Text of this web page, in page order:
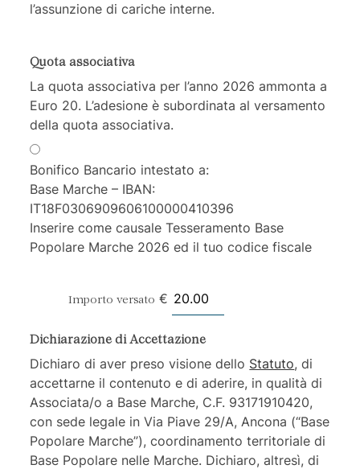
l’assunzione di cariche interne.
Quota associativa
La quota associativa per l’anno 2026 ammonta a
Euro 20. L’adesione è subordinata al versamento
della quota associativa.
Bonifico Bancario intestato a:
Base Marche – IBAN:
IT18F0306909606100000410396
Inserire come causale Tesseramento Base
Popolare Marche 2026 ed il tuo codice fiscale
Importo versato €
Dichiarazione di Accettazione
Dichiaro di aver preso visione dello Statuto, di
accettarne il contenuto e di aderire, in qualità di
Associata/o a Base Marche, C.F. 93171910420,
con sede legale in Via Piave 29/A, Ancona (“Base
Popolare Marche”), coordinamento territoriale di
Base Popolare nelle Marche. Dichiaro, altresì, di